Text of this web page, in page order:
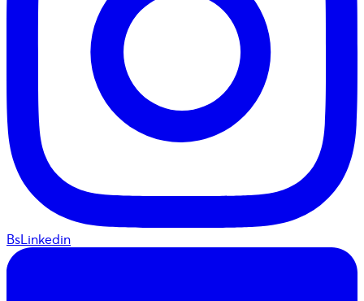
BsLinkedin